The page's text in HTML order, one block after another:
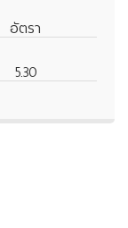
อัตรา
5.30